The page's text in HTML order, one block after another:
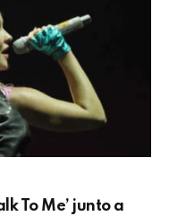
To Me’ junto a